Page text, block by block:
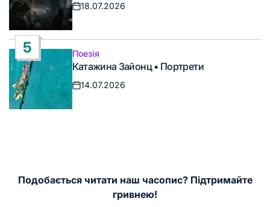
Дата
запису
18.07.2026
5
Опублікувати
у
Поезія
Катажина Зайонц • Портрети
Дата
14.07.2026
Подобається читати наш часопис? Підтримайте
гривнею!